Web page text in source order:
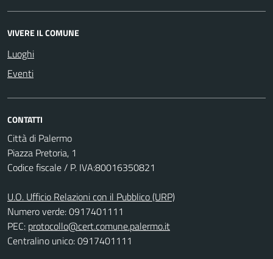
VIVERE IL COMUNE
Luoghi
Eventi
CONTATTI
Città di Palermo
Piazza Pretoria, 1
Codice fiscale / P. IVA:80016350821
U.O. Ufficio Relazioni con il Pubblico (URP)
Numero verde: 0917401111
PEC: protocollo@cert.comune.palermo.it
Centralino unico: 0917401111